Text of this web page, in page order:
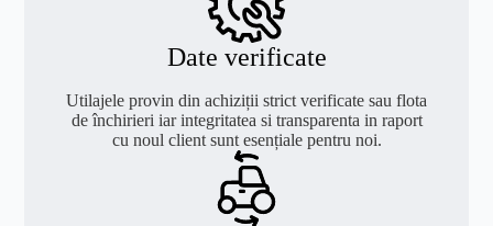
Date verificate
Utilajele provin din achiziții strict verificate sau flota
de închirieri iar integritatea si transparenta in raport
cu noul client sunt esențiale pentru noi.